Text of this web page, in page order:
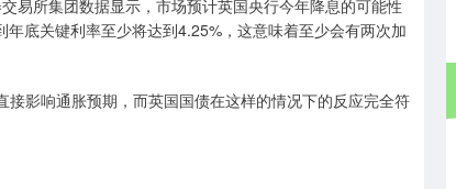
所集团数据显示，市场预计英国央行今年降息的可能性
底关键利率至少将达到4.25%，这意味着至少会有两次加
影响通胀预期，而英国国债在这样的情况下的反应完全符